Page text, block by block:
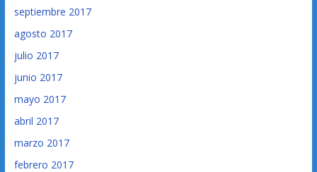
septiembre 2017
agosto 2017
julio 2017
junio 2017
mayo 2017
abril 2017
marzo 2017
febrero 2017